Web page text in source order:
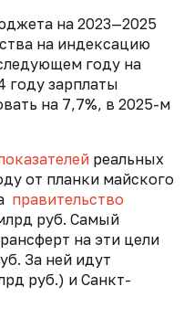
на 2023—2025
на индексацию
году на
году зарплаты
на 7,7%, в 2025-м
реальных
от планки майского
правительство
руб. Самый
на эти цели
За ней идут
руб.) и Санкт-